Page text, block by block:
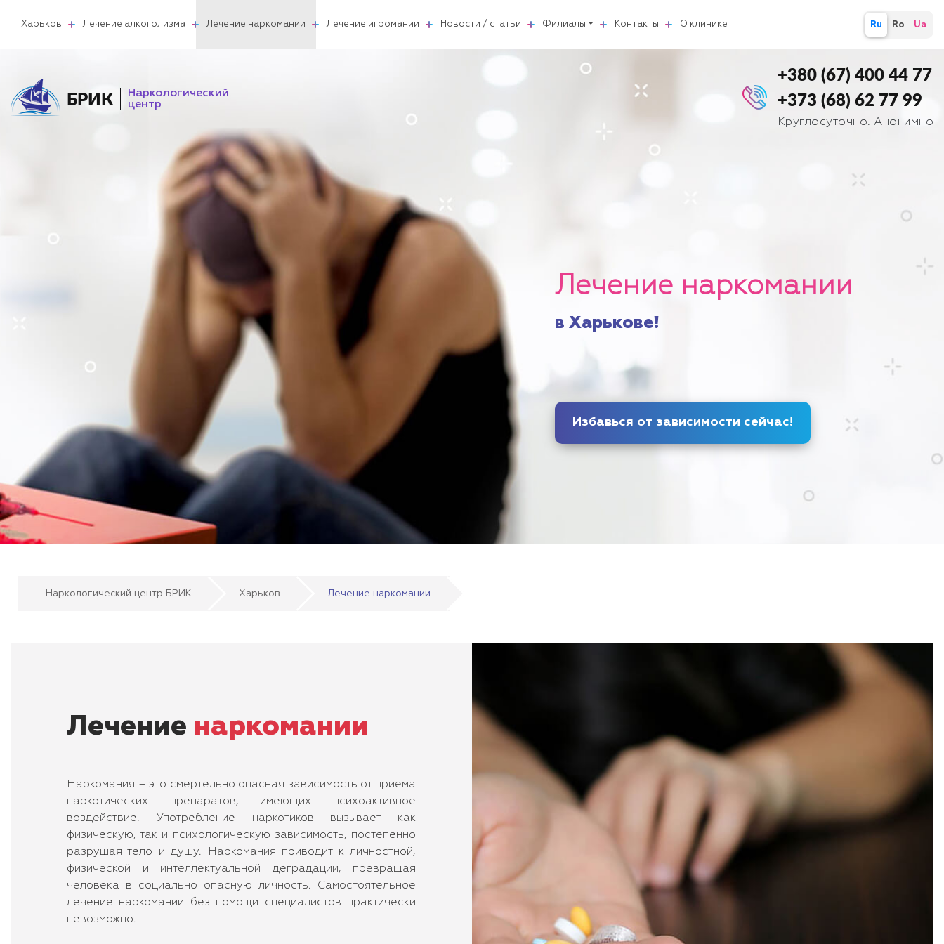
Харьков Лечение алкоголизма Лечение наркомании Лечение игромании Новости / статьи Филиалы Контакты О клинике Ru Ro Ua
БРИК
Наркологический
центр
+380 (67) 400 44 77
+373 (68) 62 77 99
Круглосуточно. Анонимно
Лечение наркомании
в Харькове!
Избавься от зависимости сейчас!
Наркологический центр БРИК Харьков Лечение наркомании
Лечение наркомании
Наркомания – это смертельно опасная зависимость от приема
наркотических препаратов, имеющих психоактивное
воздействие. Употребление наркотиков вызывает как
физическую, так и психологическую зависимость, постепенно
разрушая тело и душу. Наркомания приводит к личностной,
физической и интеллектуальной деградации, превращая
человека в социально опасную личность. Самостоятельное
лечение наркомании без помощи специалистов практически
невозможно.